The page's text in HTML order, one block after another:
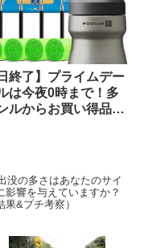
終了】プライムデー
は今夜0時まで！多
ルからお買い得品を
没の多さはあなたのサイ
影響を与えていますか？
果&プチ考察）